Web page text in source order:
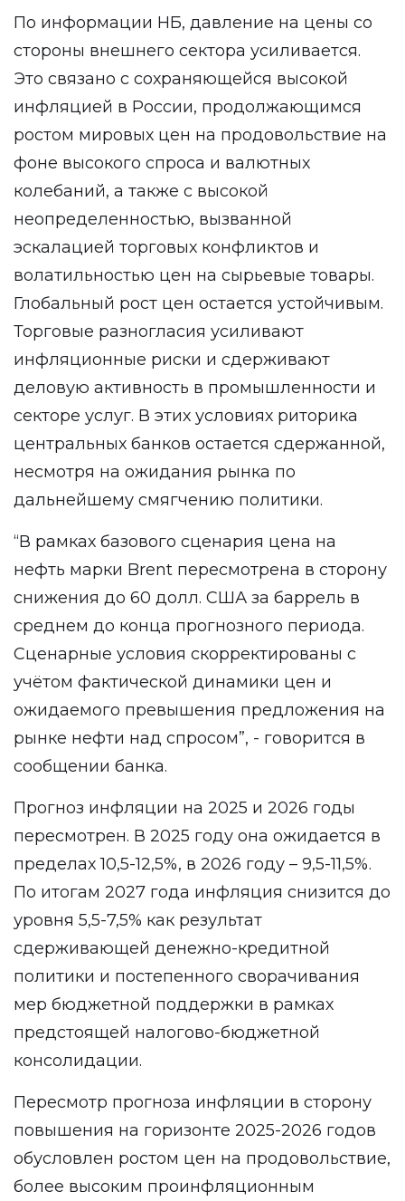
По информации НБ, давление на цены со
стороны внешнего сектора усиливается.
Это связано с сохраняющейся высокой
инфляцией в России, продолжающимся
ростом мировых цен на продовольствие на
фоне высокого спроса и валютных
колебаний, а также с высокой
неопределенностью, вызванной
эскалацией торговых конфликтов и
волатильностью цен на сырьевые товары.
Глобальный рост цен остается устойчивым.
Торговые разногласия усиливают
инфляционные риски и сдерживают
деловую активность в промышленности и
секторе услуг. В этих условиях риторика
центральных банков остается сдержанной,
несмотря на ожидания рынка по
дальнейшему смягчению политики.
“В рамках базового сценария цена на
нефть марки Brent пересмотрена в сторону
снижения до 60 долл. США за баррель в
среднем до конца прогнозного периода.
Сценарные условия скорректированы с
учётом фактической динамики цен и
ожидаемого превышения предложения на
рынке нефти над спросом”, - говорится в
сообщении банка.
Прогноз инфляции на 2025 и 2026 годы
пересмотрен. В 2025 году она ожидается в
пределах 10,5-12,5%, в 2026 году – 9,5-11,5%.
По итогам 2027 года инфляция снизится до
уровня 5,5-7,5% как результат
сдерживающей денежно-кредитной
политики и постепенного сворачивания
мер бюджетной поддержки в рамках
предстоящей налогово-бюджетной
консолидации.
Пересмотр прогноза инфляции в сторону
повышения на горизонте 2025-2026 годов
обусловлен ростом цен на продовольствие,
более высоким проинфляционным